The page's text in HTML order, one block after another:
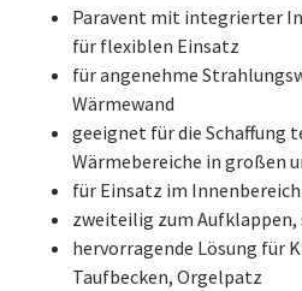
Paravent mit integrierter
für flexiblen Einsatz
für angenehme
Wärmewand
geeignet für die Schaffung
Wärmebereiche in großen
für Einsatz im
zweiteilig zum Aufklappen,
hervorragende Lösung für
Taufbecken, Orgelpatz